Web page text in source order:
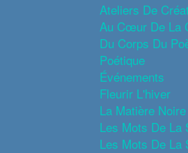
Ateliers De
Au Cœur De La
Du Corps Du
Poétique
Événements
Fleurir L'hiver
La Matière
Les Mots De La
Les Mots De La